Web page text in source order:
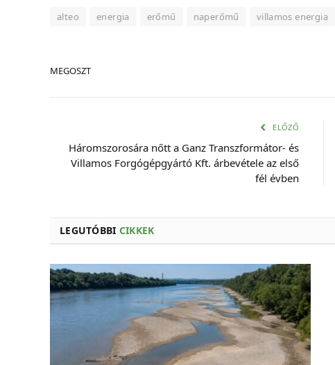
alteo energia erőmű naperőmű villamos energia
MEGOSZT
ELŐZŐ
Háromszorosára nőtt a Ganz Transzformátor- és
Villamos Forgógépgyártó Kft. árbevétele az első
fél évben
LEGUTÓBBI CIKKEK